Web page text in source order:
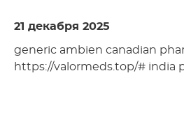
21 декабря 2025
generic ambien canadian
https://valormeds.top/# india